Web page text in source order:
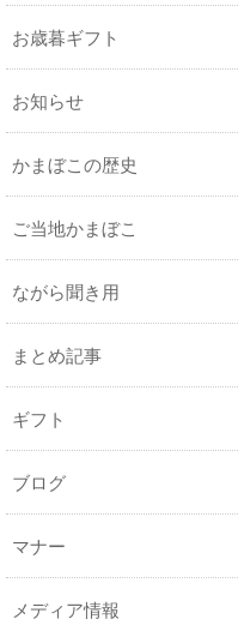
お歳暮ギフト
お知らせ
かまぼこの歴史
ご当地かまぼこ
ながら聞き用
まとめ記事
ギフト
ブログ
マナー
メディア情報